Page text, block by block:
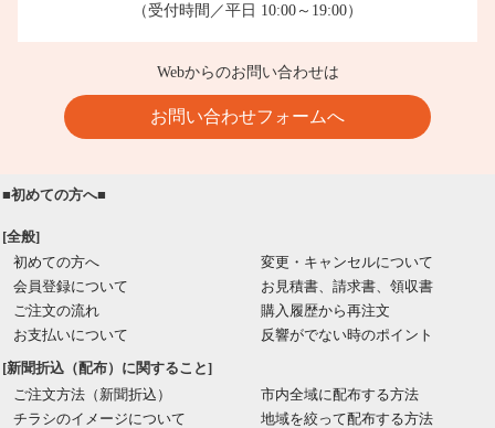
（受付時間／平日 10:00～19:00）
Webからのお問い合わせは
お問い合わせフォームへ
■初めての方へ■
[全般]
初めての方へ
会員登録について
ご注文の流れ
お支払いについて
変更・キャンセルについて
お見積書、請求書、領収書
購入履歴から再注文
反響がでない時のポイント
[新聞折込（配布）に関すること]
ご注文方法（新聞折込）
チラシのイメージについて
市内全域に配布する方法
地域を絞って配布する方法